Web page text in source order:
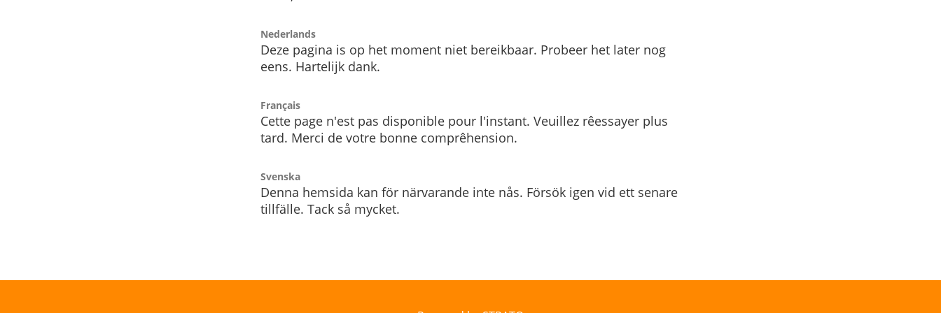
Nederlands
Deze pagina is op het moment niet bereikbaar. Probeer het later nog
eens. Hartelijk dank.
Français
Cette page n'est pas disponible pour l'instant. Veuillez rêessayer plus
tard. Merci de votre bonne comprêhension.
Svenska
Denna hemsida kan för närvarande inte nås. Försök igen vid ett senare
tillfälle. Tack så mycket.